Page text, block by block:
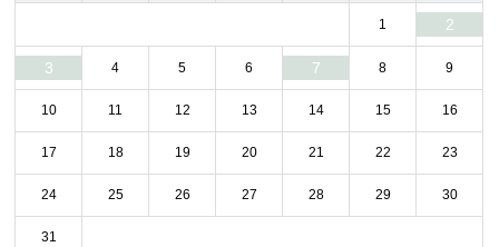
1 2
3 4 5 6 7 8 9
10 11 12 13 14 15 16
17 18 19 20 21 22 23
24 25 26 27 28 29 30
31